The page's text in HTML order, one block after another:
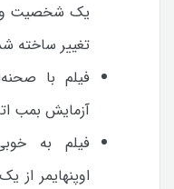
یک شخصیت
تغییر ساخته
فیلم با
آزمایش بمب
فیلم به
اوپنهایمر